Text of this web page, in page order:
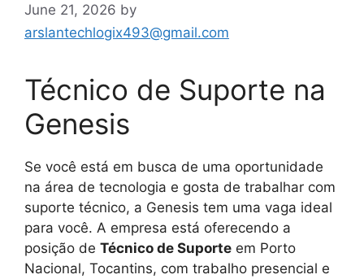
June 21, 2026 by
arslantechlogix493@gmail.com
Técnico de Suporte na
Genesis
Se você está em busca de uma oportunidade
na área de tecnologia e gosta de trabalhar com
suporte técnico, a Genesis tem uma vaga ideal
para você. A empresa está oferecendo a
posição de Técnico de Suporte em Porto
Nacional, Tocantins, com trabalho presencial e